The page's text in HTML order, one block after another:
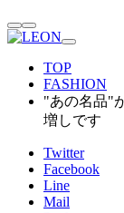
TOP
FASHION
"あの名品"
増しです
Twitter
Facebook
Line
Mail